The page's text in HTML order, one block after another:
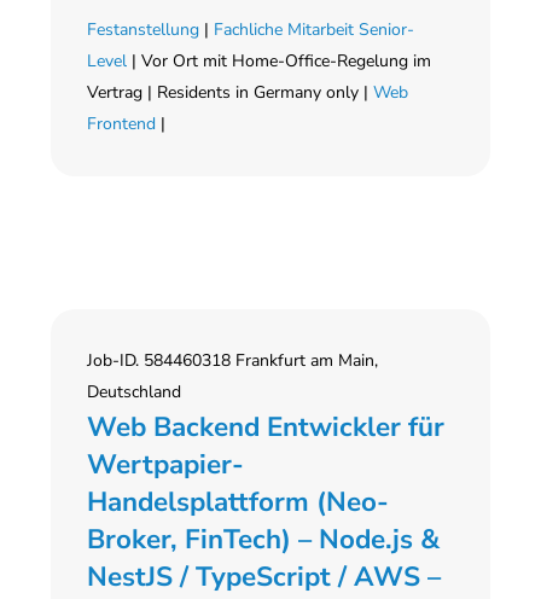
Festanstellung | Fachliche Mitarbeit Senior-
Level | Vor Ort mit Home-Office-Regelung im
Vertrag | Residents in Germany only |Web
Frontend |
Job-ID. 584460318 Frankfurt am Main,
Deutschland
Web Backend Entwickler für
Wertpapier-
Handelsplattform (Neo-
Broker, FinTech) – Node.js &
NestJS / TypeScript / AWS –